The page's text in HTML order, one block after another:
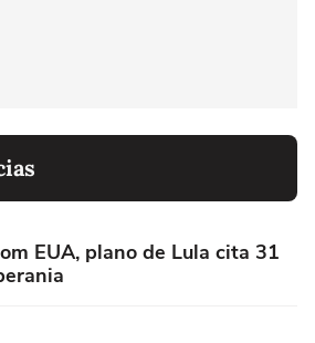
EUA, plano de Lula cita 31